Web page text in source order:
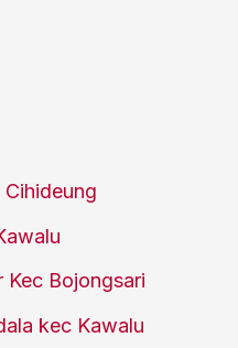
Cihideung
Kec Bojongsari
kec Kawalu